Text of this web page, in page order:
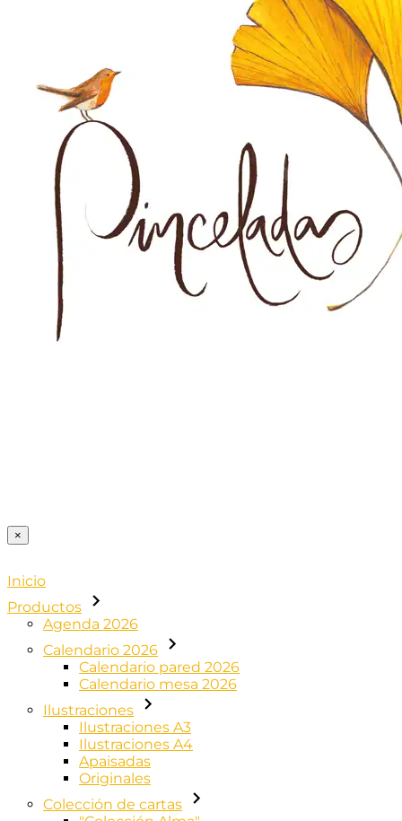
×
Inicio
Productos
Agenda 2026
Calendario 2026
Calendario pared 2026
Calendario mesa 2026
Ilustraciones
Ilustraciones A3
Ilustraciones A4
Apaisadas
Originales
Colección de cartas